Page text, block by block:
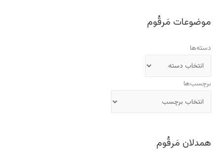
موضوعات مَرقُوم
دسته‌ها
برچسب‌ها
همدلان مَرقُوم